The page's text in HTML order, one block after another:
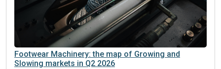
Footwear Machinery: the map of Growing and
Slowing markets in Q2 2026